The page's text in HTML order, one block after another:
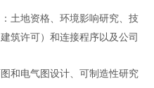
土地资格、环境影响研究、技
筑许可）和连接程序以及公司
和电气图设计、可制造性研究